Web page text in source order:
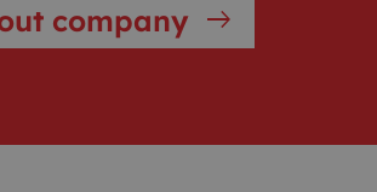
company east